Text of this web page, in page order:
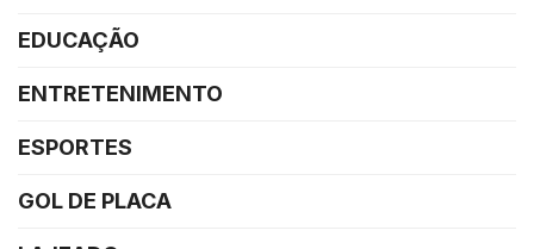
EDUCAÇÃO
ENTRETENIMENTO
ESPORTES
GOL DE PLACA